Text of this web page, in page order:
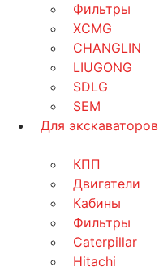
Фильтры
XCMG
CHANGLIN
LIUGONG
SDLG
SEM
Для экскаваторов
КПП
Двигатели
Кабины
Фильтры
Caterpillar
Hitachi